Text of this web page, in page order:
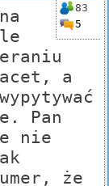
83
5
a
Pan
nie
że